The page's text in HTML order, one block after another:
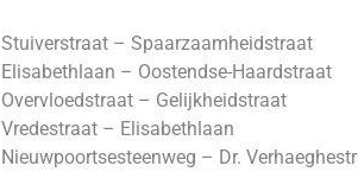
Stuiverstraat – Spaarzaamheidstraat
Elisabethlaan – Oostendse-Haardstraat
Overvloedstraat – Gelijkheidstraat
Vredestraat – Elisabethlaan
Nieuwpoortsesteenweg – Dr.